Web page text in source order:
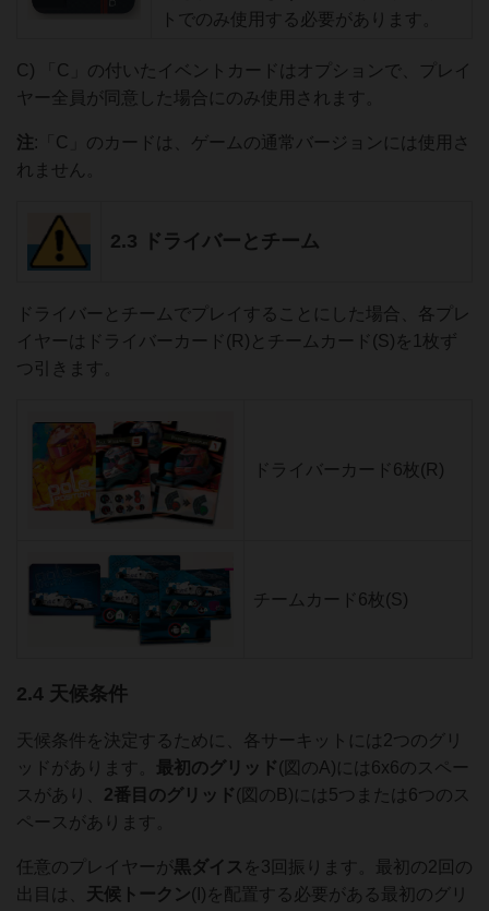
トでのみ使用する必要があります。
C) 「C」の付いたイベントカードはオプションで、プレイ
ヤー全員が同意した場合にのみ使用されます。
注:「C」のカードは、ゲームの通常バージョンには使用さ
れません。
2.3 ドライバーとチーム
ドライバーとチームでプレイすることにした場合、各プレ
イヤーはドライバーカード(R)とチームカード(S)を1枚ず
つ引きます。
ドライバーカード6枚(R)
チームカード6枚(S)
2.4 天候条件
天候条件を決定するために、各サーキットには2つのグリ
ッドがあります。
最初のグリッド(図のA)には6x6のスペー
スがあり、 2番目のグリッド(図のB)には5つまたは6つのス
ペースがあります。
任意のプレイヤーが黒ダイス を3回振ります。最初の2回の
出目は、
天候トークン(I)を配置する必要がある最初のグリ